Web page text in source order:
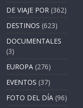
DE VIAJE POR (362)
DESTINOS (623)
DOCUMENTALES
(3)
EUROPA (276)
EVENTOS (37)
FOTO DEL DÍA (96)